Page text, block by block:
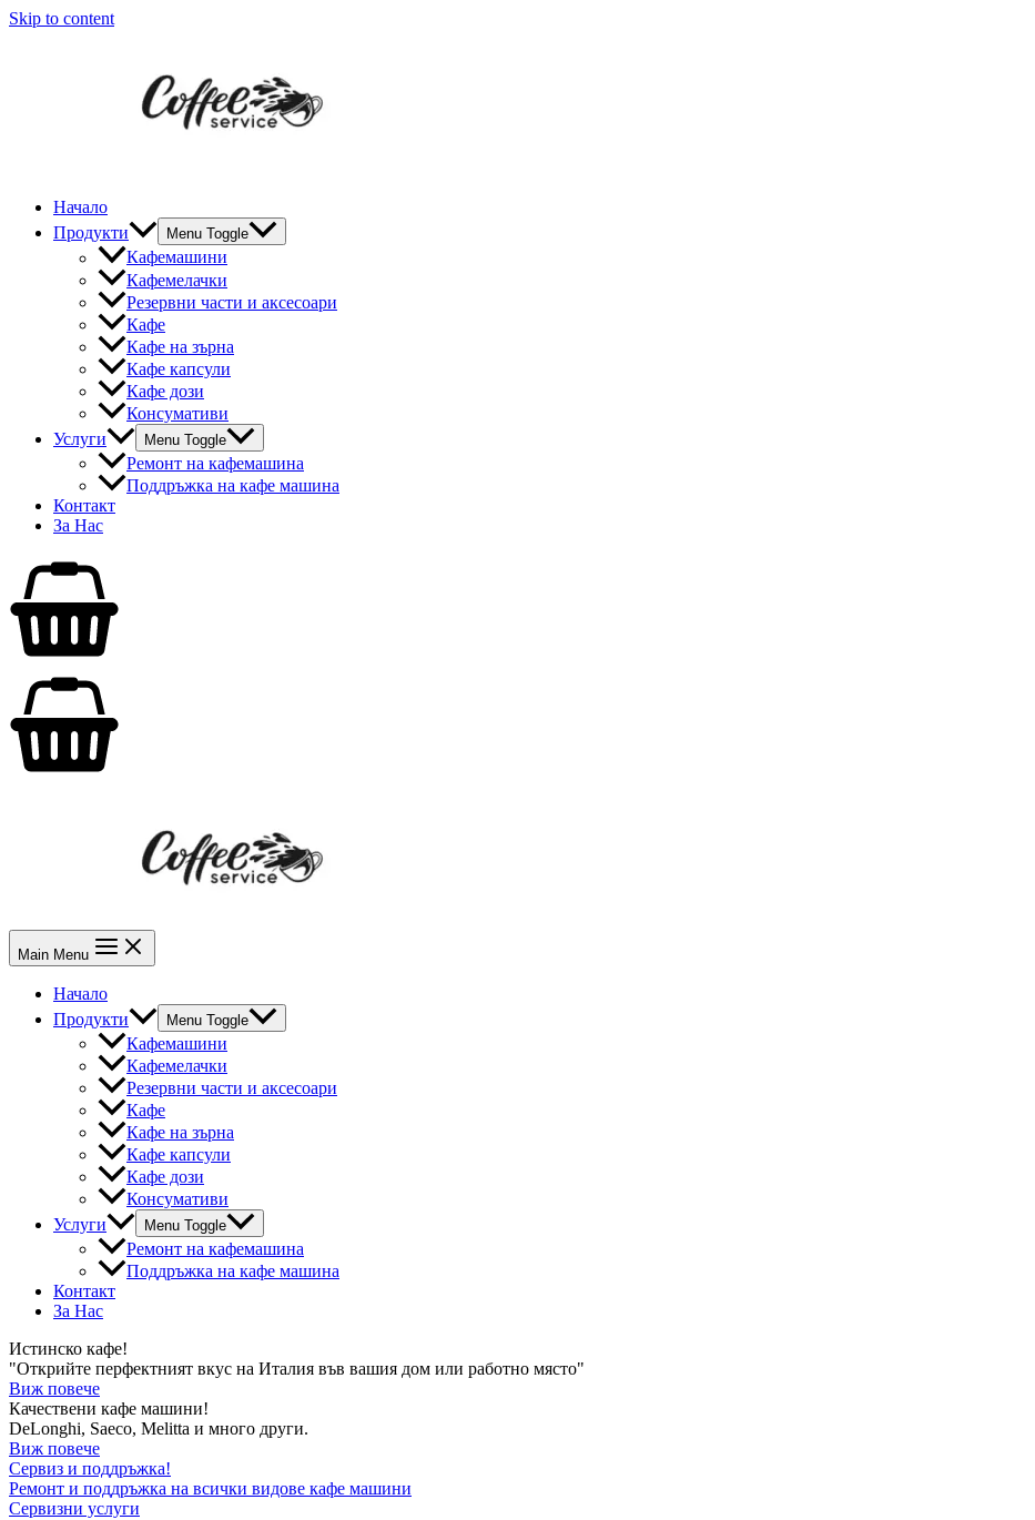
Skip to content
Начало
Продукти
Menu Toggle
Кафемашини
Кафемелачки
Резервни части и аксесоари
Кафе
Кафе на зърна
Кафе капсули
Кафе дози
Консумативи
Услуги
Menu Toggle
Ремонт на кафемашина
Поддръжка на кафе машина
Контакт
За Нас
Main Menu
Начало
Продукти
Menu Toggle
Кафемашини
Кафемелачки
Резервни части и аксесоари
Кафе
Кафе на зърна
Кафе капсули
Кафе дози
Консумативи
Услуги
Menu Toggle
Ремонт на кафемашина
Поддръжка на кафе машина
Контакт
За Нас
Истинско кафе!
"Открийте перфектният вкус на Италия във вашия дом или работно място"
Виж повече
Качествени кафе машини!
DeLonghi, Saeco, Melitta и много други.
Виж повече
Сервиз и поддръжка!
Ремонт и поддръжка на всички видове кафе машини
Сервизни услуги